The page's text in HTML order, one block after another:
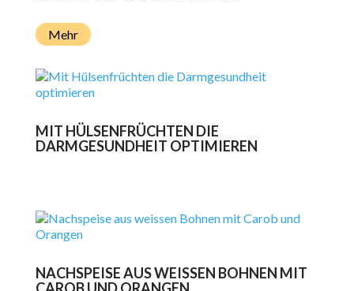
Mehr
MIT HÜLSENFRÜCHTEN DIE
DARMGESUNDHEIT OPTIMIEREN
NACHSPEISE AUS WEISSEN BOHNEN MIT